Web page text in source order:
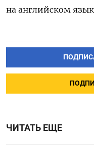
на английском
ЧИТАТЬ ЕЩЕ